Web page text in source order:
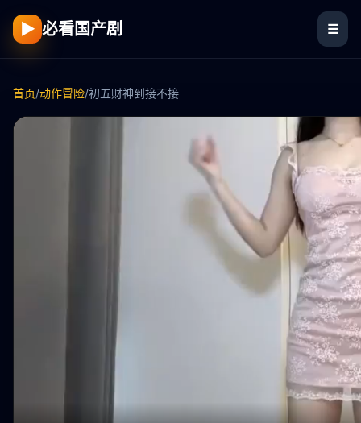
▶ 必看国产剧 ☰
首页/动作冒险/初五财神到接不接